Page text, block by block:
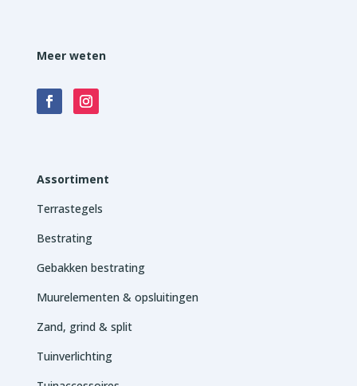
Meer weten
Assortiment
Terrastegels
Bestrating
Gebakken bestrating
Muurelementen & opsluitingen
Zand, grind & split
Tuinverlichting